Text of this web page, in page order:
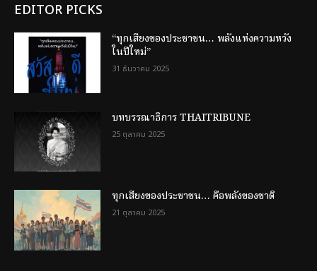
EDITOR PICKS
“ทุกเสียงของประชาชน… พลังแห่งความหวัง
ในปีใหม่”
31 ธันวาคม 2025
บทบรรณาธิการ THAITRIBUNE
25 ตุลาคม 2025
ทุกเสียงของประชาชน… คือพลังของชาติ
21 ตุลาคม 2025